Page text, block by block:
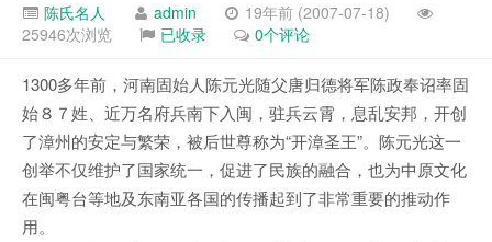
陈氏名人 admin
19年前 (2007-07-18)
25946次浏览
已收录 0个评论
1300多年前，河南固始人陈元光随父唐归德将军陈政奉诏率固
始８７姓、近万名府兵南下入闽，驻兵云霄，息乱安邦，开创
了漳州的安定与繁荣，被后世尊称为“开漳圣王”。陈元光这一
创举不仅维护了国家统一，促进了民族的融合，也为中原文化
在闽粤台等地及东南亚各国的传播起到了非常重要的推动作
用。